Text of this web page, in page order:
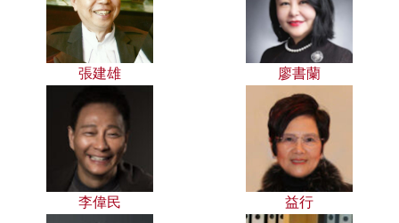
張建雄 廖書蘭
李偉民 益行